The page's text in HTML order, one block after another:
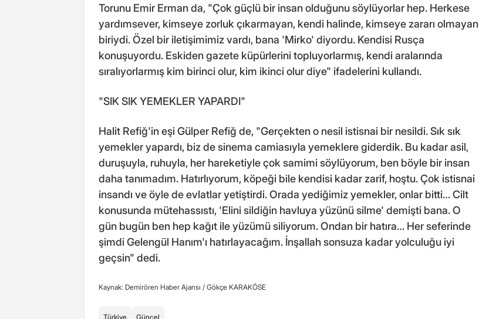
Torunu Emir Erman da, "Çok güçlü bir insan olduğunu söylüyorlar hep. Herkese
yardımsever, kimseye zorluk çıkarmayan, kendi halinde, kimseye zararı olmayan
biriydi. Özel bir iletişimimiz vardı, bana 'Mirko' diyordu. Kendisi Rusça
konuşuyordu. Eskiden gazete küpürlerini topluyorlarmış, kendi aralarında
sıralıyorlarmış kim birinci olur, kim ikinci olur diye" ifadelerini kullandı.
"SIK SIK YEMEKLER YAPARDI"
Halit Refiğ'in eşi Gülper Refiğ de, "Gerçekten o nesil istisnai bir nesildi. Sık sık
yemekler yapardı, biz de sinema camiasıyla yemeklere giderdik. Bu kadar asil,
duruşuyla, ruhuyla, her hareketiyle çok samimi söylüyorum, ben böyle bir insan
daha tanımadım. Hatırlıyorum, köpeği bile kendisi kadar zarif, hoştu. Çok istisnai
insandı ve öyle de evlatlar yetiştirdi. Orada yediğimiz yemekler, onlar bitti… Cilt
konusunda mütehassıstı, 'Elini sildiğin havluya yüzünü silme' demişti bana. O
gün bugün ben hep kağıt ile yüzümü siliyorum. Ondan bir hatıra… Her seferinde
şimdi Gelengül Hanım'ı hatırlayacağım. İnşallah sonsuza kadar yolculuğu iyi
geçsin" dedi.
Kaynak: Demirören Haber Ajansı / Gökçe KARAKÖSE
Türkiye Güncel